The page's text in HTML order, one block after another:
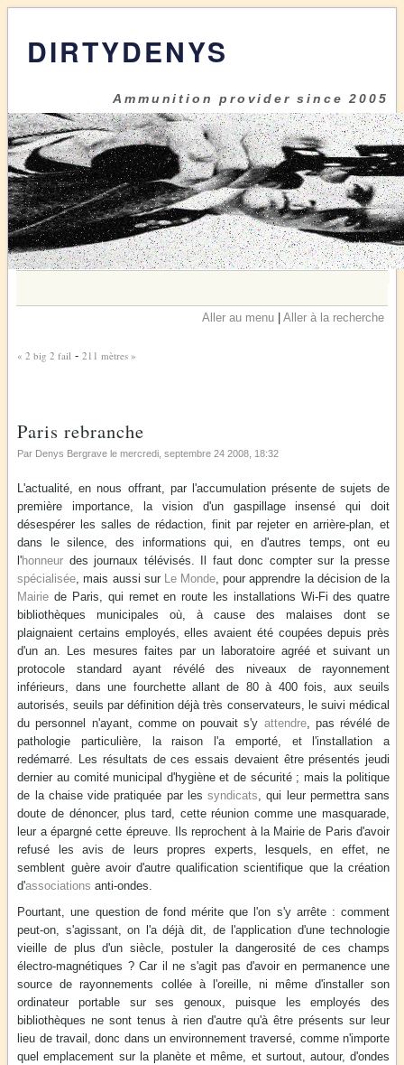
DIRTYDENYS
Ammunition provider since 2005
Aller au menu |Aller à la recherche
« 2 big 2 fail - 211 mètres »
Paris rebranche
Par Denys Bergrave lemercredi, septembre 24 2008 , 18:32
L'actualité, en nous offrant, par l'accumulation présente de sujets de
première importance, la vision d'un gaspillage insensé qui doit
désespérer les salles de rédaction, finit par rejeter en arrière-plan, et
dans le silence, des informations qui, en d'autres temps, ont eu
l'honneur des journaux télévisés. Il faut donc compter sur la presse
spécialisée, mais aussi sur Le Monde, pour apprendre la décision de la
Mairie de Paris, qui remet en route les installations Wi-Fi des quatre
bibliothèques municipales où, à cause des malaises dont se
plaignaient certains employés, elles avaient été coupées depuis près
d'un an. Les mesures faites par un laboratoire agréé et suivant un
protocole standard ayant révélé des niveaux de rayonnement
inférieurs, dans une fourchette allant de 80 à 400 fois, aux seuils
autorisés, seuils par définition déjà très conservateurs, le suivi médical
du personnel n'ayant, comme on pouvait s'y attendre, pas révélé de
pathologie particulière, la raison l'a emporté, et l'installation a
redémarré. Les résultats de ces essais devaient être présentés jeudi
dernier au comité municipal d'hygiène et de sécurité ; mais la politique
de la chaise vide pratiquée par lessyndicats, qui leur permettra sans
doute de dénoncer, plus tard, cette réunion comme une masquarade,
leur a épargné cette épreuve. Ils reprochent à la Mairie de Paris d'avoir
refusé les avis de leurs propres experts, lesquels, en effet, ne
semblent guère avoir d'autre qualification scientifique que la création
d'associations anti-ondes.
Pourtant, une question de fond mérite que l'on s'y arrête : comment
peut-on, s'agissant, on l'a déjà dit, de l'application d'une technologie
vieille de plus d'un siècle, postuler la dangerosité de ces champs
électro-magnétiques ? Car il ne s'agit pas d'avoir en permanence une
source de rayonnements collée à l'oreille, ni même d'installer son
ordinateur portable sur ses genoux, puisque les employés des
bibliothèques ne sont tenus à rien d'autre qu'à être présents sur leur
lieu de travail, donc dans un environnement traversé, comme n'importe
quel emplacement sur la planète et même, et surtout, autour, d'ondes